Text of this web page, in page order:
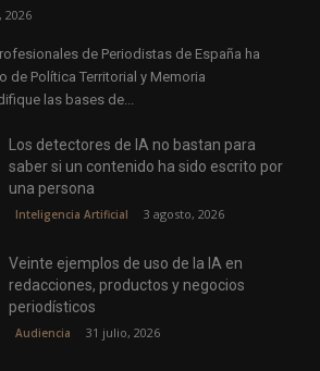
2026
de Periodistas de España ha
de Política Territorial y Memoria
las bases de...
Los detectores de IA no bastan para
saber si un contenido ha sido escrito por
una persona
Inteligencia Artificial 3 agosto, 2026
Veinte ejemplos de uso de la IA en
redacciones, productos y negocios
periodísticos
Audiencia 31 julio, 2026